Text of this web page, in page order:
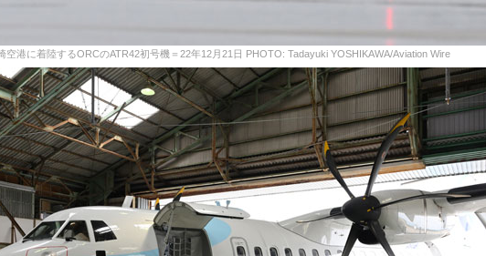
空港に着陸するORCのATR42初号機＝22年12月21日 PHOTO: Tadayuki YOSHIKAWA/Aviation Wire